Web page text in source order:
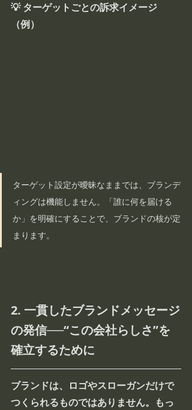
💡 ターゲットごとの訴求イメージ
（例）
ターゲット設定が曖昧なままでは、ブランデ
ィングは機能しません。「誰に何を届ける
か」を明確にすることで、ブランドの核が定
まります。
2. 一貫したブランドメッセージ
の発信──“この会社らしさ”を
確立するために
ブランドは、
ロゴやスローガンだけで
つくられるものではありません。 もっ